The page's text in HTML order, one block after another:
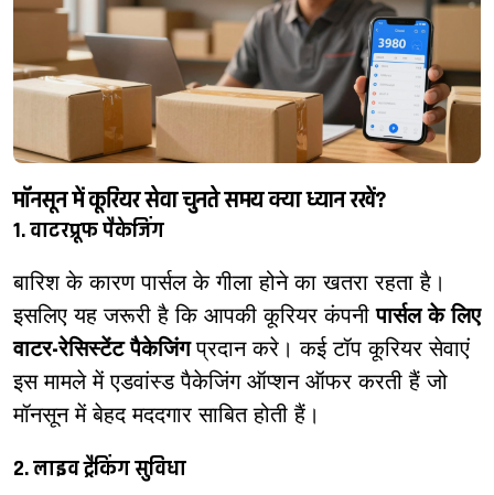
मॉनसून में कूरियर सेवा चुनते समय क्या ध्यान रखें?
1. वाटरप्रूफ पैकेजिंग
बारिश के कारण पार्सल के गीला होने का खतरा रहता है।
इसलिए यह जरूरी है कि आपकी कूरियर कंपनीपार्सल के लिए
वाटर-रेसिस्टेंट पैकेजिंगप्रदान करे। कई टॉप कूरियर सेवाएं
इस मामले में एडवांस्ड पैकेजिंग ऑप्शन ऑफर करती हैं जो
मॉनसून में बेहद मददगार साबित होती हैं।
2. लाइव ट्रैकिंग सुविधा